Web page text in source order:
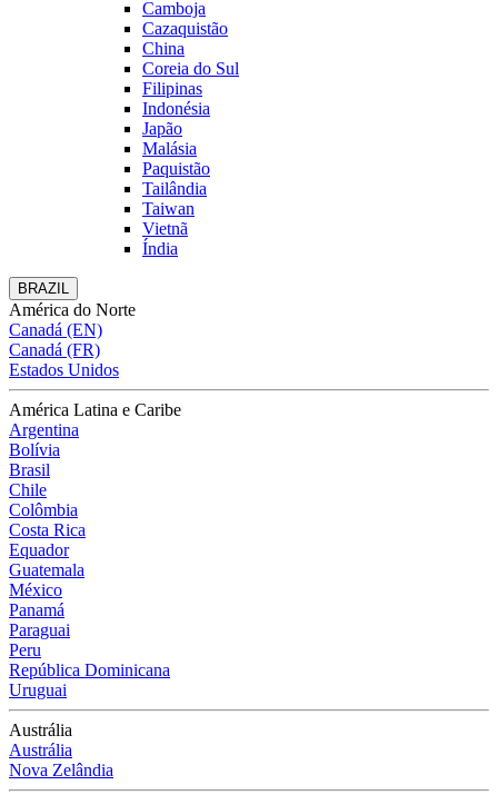
Camboja
Cazaquistão
China
Coreia do Sul
Filipinas
Indonésia
Japão
Malásia
Paquistão
Tailândia
Taiwan
Vietnã
Índia
BRAZIL
América do Norte
Canadá (EN)
Canadá (FR)
Estados Unidos
América Latina e Caribe
Argentina
Bolívia
Brasil
Chile
Colômbia
Costa Rica
Equador
Guatemala
México
Panamá
Paraguai
Peru
República Dominicana
Uruguai
Austrália
Austrália
Nova Zelândia